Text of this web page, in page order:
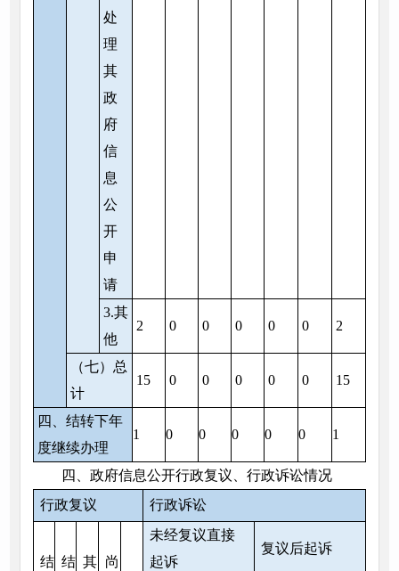
处
理
其
政
府
信
息
公
开
申
请
3.其
他
2 0 0 0 0 0 2
（七）总
计
15 0 0 0 0 0 15
四、结转下年
度继续办理
1 0 0 0 0 0 1
四、政府信息公开行政复议、行政诉讼情况
行政复议
行政诉讼
结 结 其 尚
未经复议直接
起诉
复议后起诉